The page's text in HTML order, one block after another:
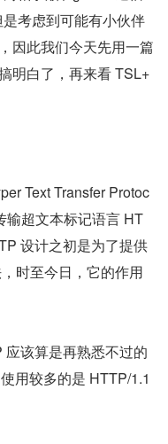
考虑到可能有小伙伴
因此我们今天先用一篇
明白了，再来看 TSL+
Text Transfer Protoc
输超文本标记语言 HT
设计之初是为了提供
时至今日，它的作用
该算是再熟悉不过的
用较多的是 HTTP/1.1